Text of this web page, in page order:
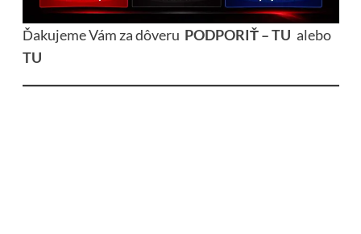
Ďakujeme Vám za dôveru PODPORIŤ – TU alebo
TU